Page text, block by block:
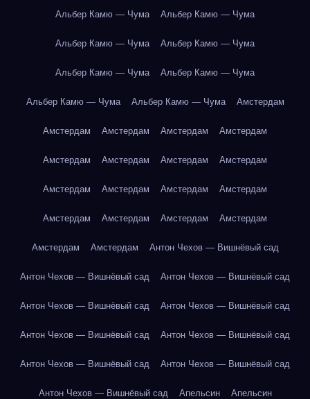
Альбер Камю — Чума Альбер Камю — Чума
Альбер Камю — Чума Альбер Камю — Чума
Альбер Камю — Чума Альбер Камю — Чума
Альбер Камю — Чума Альбер Камю — Чума Амстердам
Амстердам Амстердам Амстердам Амстердам
Амстердам Амстердам Амстердам Амстердам
Амстердам Амстердам Амстердам Амстердам
Амстердам Амстердам Амстердам Амстердам
Амстердам Амстердам Антон Чехов — Вишнёвый сад
Антон Чехов — Вишнёвый сад Антон Чехов — Вишнёвый сад
Антон Чехов — Вишнёвый сад Антон Чехов — Вишнёвый сад
Антон Чехов — Вишнёвый сад Антон Чехов — Вишнёвый сад
Антон Чехов — Вишнёвый сад Антон Чехов — Вишнёвый сад
Антон Чехов — Вишнёвый сад Апельсин Апельсин